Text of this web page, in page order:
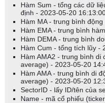
Hàm Sum - tổng các dữ
định - 2023-05-20
Hàm MA - trung bình
Hàm EMA - trung bình
Hàm DEMA - trung bình
Hàm Cum - tổng tích lũy -
Hàm AMA2 - trung bình di
average) - 2023-05-20
Hàm AMA - trung bình di
average) - 2023-05-20
SectorID - lấy ID/tên của
Name - mã cổ phiếu